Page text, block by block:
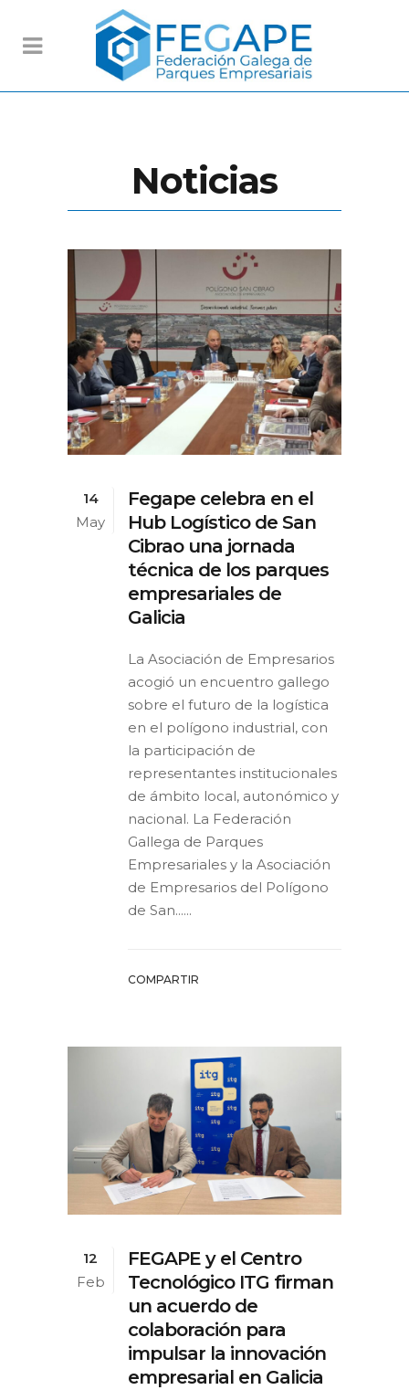
Noticias
14
May
Fegape celebra en el
Hub Logístico de San
Cibrao una jornada
técnica de los parques
empresariales de
Galicia
La Asociación de Empresarios
acogió un encuentro gallego
sobre el futuro de la logística
en el polígono industrial, con
la participación de
representantes institucionales
de ámbito local, autonómico y
nacional. La Federación
Gallega de Parques
Empresariales y la Asociación
de Empresarios del Polígono
de San......
COMPARTIR
12
Feb
FEGAPE y el Centro
Tecnológico ITG firman
un acuerdo de
colaboración para
impulsar la innovación
empresarial en Galicia